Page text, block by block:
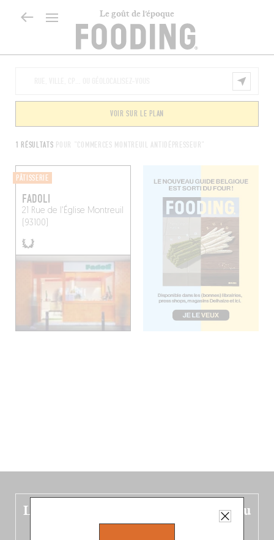
Le goût de l’époque
1 RÉSULTATS POUR "COMMERCES MONTREUIL ANTIDÉPRESSEUR"
VOIR SUR LE PLAN
PÂTISSERIE
FADOLI
21 Rue de l'Église Montreuil
(93100)
Le nouveau guide Belgique est sorti du
four !